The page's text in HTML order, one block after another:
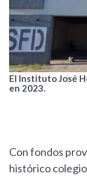
El Instituto José
en 2023.
Con fondos
histórico